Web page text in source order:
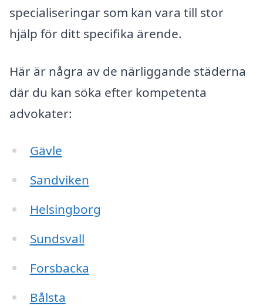
specialiseringar som kan vara till stor
hjälp för ditt specifika ärende.
Här är några av de närliggande städerna
där du kan söka efter kompetenta
advokater:
Gävle
Sandviken
Helsingborg
Sundsvall
Forsbacka
Bålsta